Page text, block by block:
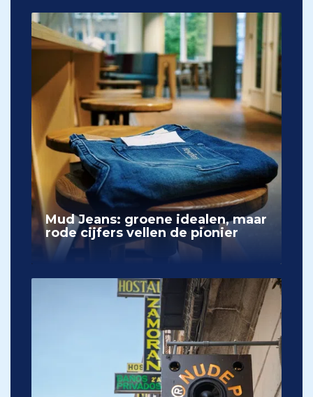
Mud Jeans: groene idealen, maar
rode cijfers vellen de pionier